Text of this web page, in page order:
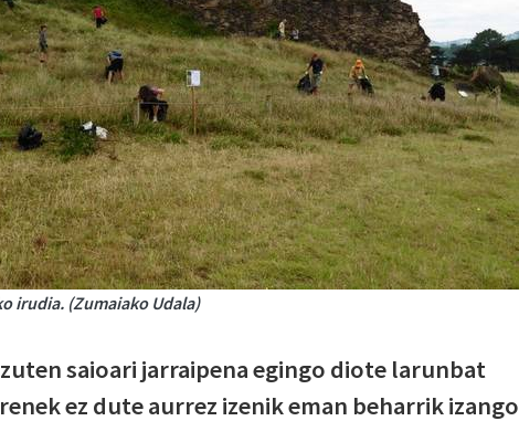
irudia. (Zumaiako Udala)
saioari jarraipena egingo diote larunbat
ez dute aurrez izenik eman beharrik